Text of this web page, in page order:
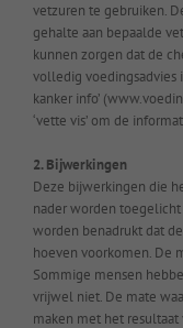
vetzuren te gebruiken.
gehalte aan bepaalde
kunnen zorgen dat de
volledig voedingsadvies
kanker info’
‘vette vis’ om de
2. Bijwerkingen
Deze bijwerkingen die
nader worden
worden benadrukt dat
hoeven voorkomen. De
Sommige mensen
vrijwel niet. De mate
maken met het